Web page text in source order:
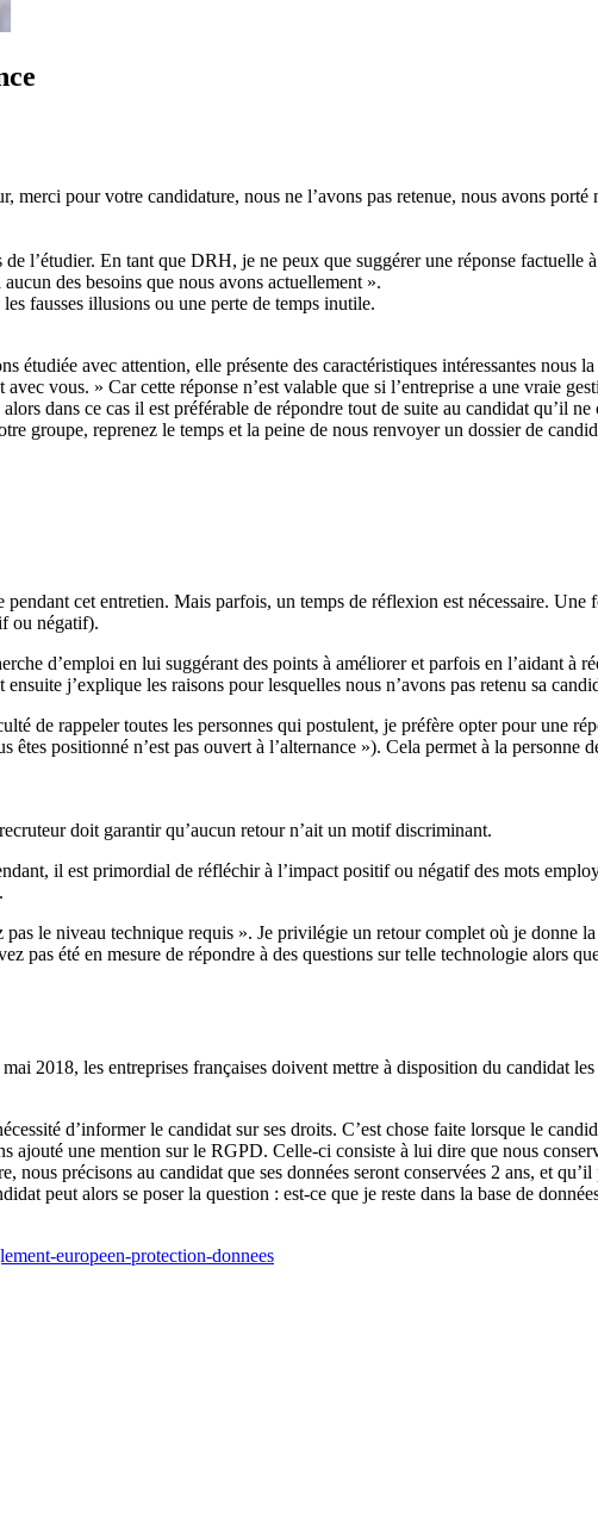
pour votre candidature, nous ne l’avons pas retenue, nous avons porté
l’étudier. En tant que DRH, je ne peux que suggérer une réponse factuelle
des besoins que nous avons actuellement ».
fausses illusions ou une perte de temps inutile.
avec attention, elle présente des caractéristiques intéressantes nous
vous. » Car cette réponse n’est valable que si l’entreprise a une vraie
dans ce cas il est préférable de répondre tout de suite au candidat qu’il
groupe, reprenez le temps et la peine de nous renvoyer un dossier de
cet entretien. Mais parfois, un temps de réflexion est nécessaire. Une
ou négatif).
d’emploi en lui suggérant des points à améliorer et parfois en l’aidant à
j’explique les raisons pour lesquelles nous n’avons pas retenu sa
de rappeler toutes les personnes qui postulent, je préfère opter pour une
positionné n’est pas ouvert à l’alternance »). Cela permet à la personne
doit garantir qu’aucun retour n’ait un motif discriminant.
il est primordial de réfléchir à l’impact positif ou négatif des mots
le niveau technique requis ». Je privilégie un retour complet où je donne
pas été en mesure de répondre à des questions sur telle technologie alors
2018, les entreprises françaises doivent mettre à disposition du candidat
d’informer le candidat sur ses droits. C’est chose faite lorsque le
ajouté une mention sur le RGPD. Celle-ci consiste à lui dire que nous
précisons au candidat que ses données seront conservées 2 ans, et
peut alors se poser la question : est-ce que je reste dans la base de
europeen-protection-donnees